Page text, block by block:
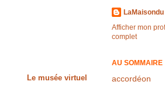
Le musée virtuel
Afficher mon
complet
AU SOMMAIRE
accordéon